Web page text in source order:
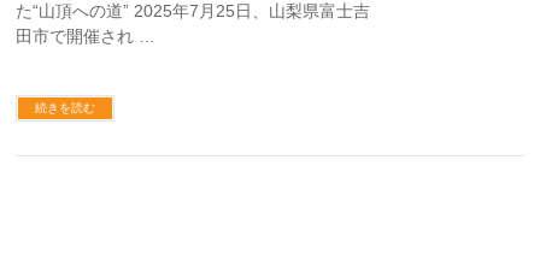
た“山頂への道” 2025年7月25日、山梨県富士吉
田市で開催され …
続きを読む